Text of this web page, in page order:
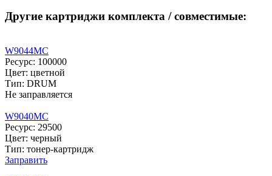
Другие картриджи комплекта / совместимые:
W9044MC
Ресурс: 100000
Цвет: цветной
Тип: DRUM
Не заправляется
W9040MC
Ресурс: 29500
Цвет: черный
Тип: тонер-картридж
Заправить